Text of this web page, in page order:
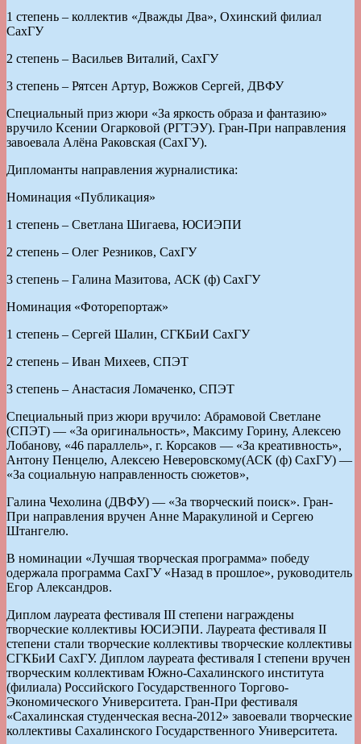
1 степень – коллектив «Дважды Два», Охинский филиал
СахГУ
2 степень – Васильев Виталий, СахГУ
3 степень – Рятсен Артур, Вожжов Сергей, ДВФУ
Специальный приз жюри «За яркость образа и фантазию»
вручило Ксении Огарковой (РГТЭУ). Гран-При направления
завоевала Алёна Раковская (СахГУ).
Дипломанты направления журналистика:
Номинация «Публикация»
1 степень – Светлана Шигаева, ЮСИЭПИ
2 степень – Олег Резников, СахГУ
3 степень – Галина Мазитова, АСК (ф) СахГУ
Номинация «Фоторепортаж»
1 степень – Сергей Шалин, СГКБиИ СахГУ
2 степень – Иван Михеев, СПЭТ
3 степень – Анастасия Ломаченко, СПЭТ
Специальный приз жюри вручило: Абрамовой Светлане
(СПЭТ) — «За оригинальность», Максиму Горину, Алексею
Лобанову, «46 параллель», г. Корсаков — «За креативность»,
Антону Пенцелю, Алексею Неверовскому(АСК (ф) СахГУ) —
«За социальную направленность сюжетов»,
Галина Чехолина (ДВФУ) — «За творческий поиск». Гран-
При направления вручен Анне Маракулиной и Сергею
Штангелю.
В номинации «Лучшая творческая программа» победу
одержала программа СахГУ «Назад в прошлое», руководитель
Егор Александров.
Диплом лауреата фестиваля III степени награждены
творческие коллективы ЮСИЭПИ. Лауреата фестиваля II
степени стали творческие коллективы творческие коллективы
СГКБиИ СахГУ. Диплом лауреата фестиваля I степени вручен
творческим коллективам Южно-Сахалинского института
(филиала) Российского Государственного Торгово-
Экономического Университета. Гран-При фестиваля
«Сахалинская студенческая весна-2012» завоевали творческие
коллективы Сахалинского Государственного Университета.